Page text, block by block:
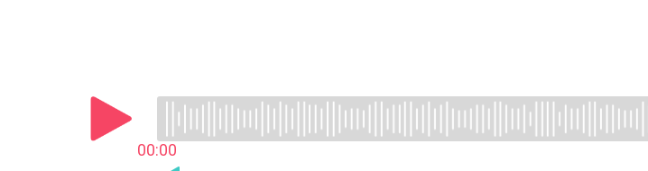
00:00